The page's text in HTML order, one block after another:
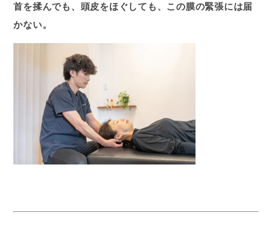
首を揉んでも、頭皮をほぐしても、この膜の緊張には届
かない。